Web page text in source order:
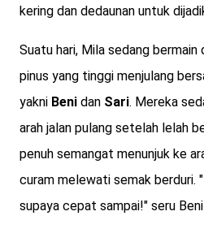
kering dan dedaunan untuk
Suatu hari, Mila sedang
pinus yang tinggi menjulang
yakni Beni dan Sari. Mereka
arah jalan pulang setelah lelah
penuh semangat menunjuk ke
curam melewati semak berduri.
supaya cepat sampai!" seru